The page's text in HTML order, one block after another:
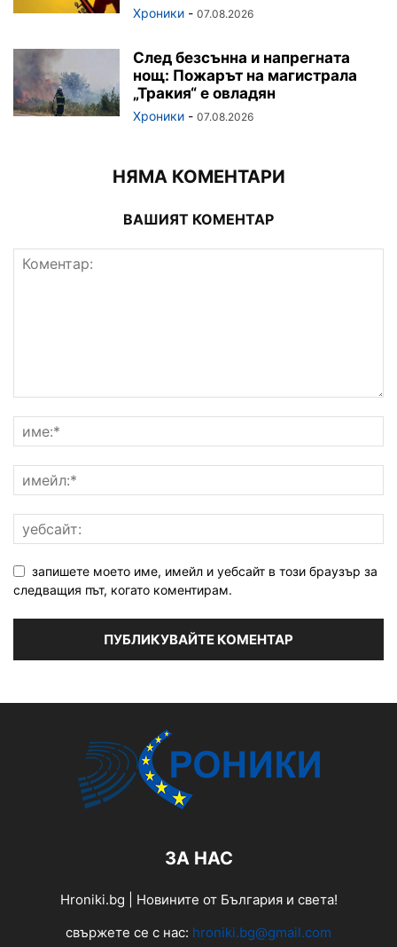
Хроники - 07.08.2026
След безсънна и напрегната
нощ: Пожарът на магистрала
„Тракия“ е овладян
Хроники - 07.08.2026
НЯМА КОМЕНТАРИ
ВАШИЯТ КОМЕНТАР
запишете моето име, имейл и уебсайт в този браузър за
следващия път, когато коментирам.
ЗА НАС
Hroniki.bg | Новините от България и света!
свържете се с нас: hroniki.bg@gmail.com